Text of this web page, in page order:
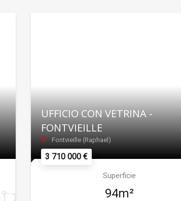
3 710 000 €
UFFICIO CON VETRINA -
FONTVIEILLE
Fontvieille (Raphael)
Superficie
94m²